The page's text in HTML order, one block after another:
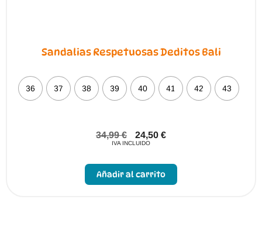
Sandalias Respetuosas Deditos Bali
36 37 38 39 40 41 42 43
34,99€ 24,50 €
IVA INCLUIDO
Añadir al carrito